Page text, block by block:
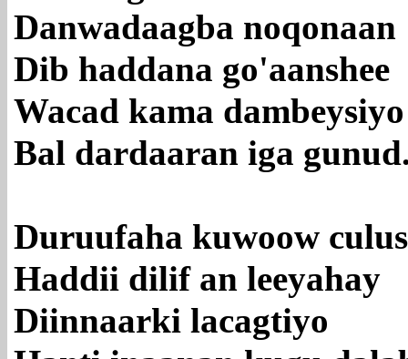
Danwadaagba noqonaan
Dib haddana go'aanshee
Wacad kama dambeysiyo
Bal dardaaran iga
Duruufaha kuwoow culus
Haddii dilif an leeyahay
Diinnaarki lacagtiyo